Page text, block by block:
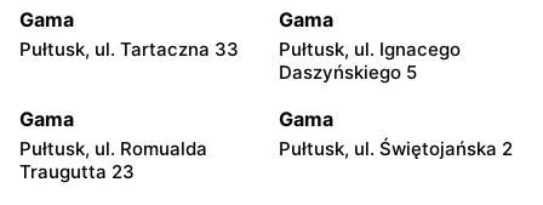
Gama
Pułtusk, ul. Tartaczna 33
Gama
Pułtusk, ul. Ignacego
Daszyńskiego 5
Gama
Pułtusk, ul. Romualda
Traugutta 23
Gama
Pułtusk, ul. Świętojańska 2